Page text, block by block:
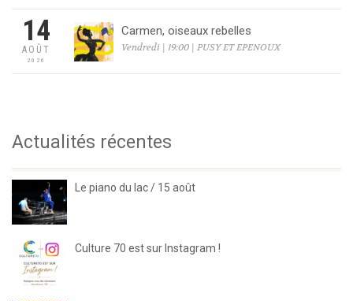
14
AOÛT
2026
Carmen, oiseaux rebelles
Vendredi | 19:00 | PUSY ET EPENOUX
Actualités récentes
Le piano du lac / 15 août
Culture 70 est sur Instagram !